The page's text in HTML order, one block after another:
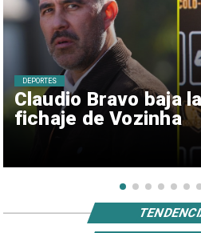
Claudio Bravo baja
fichaje de Vozinha
DEPORTES